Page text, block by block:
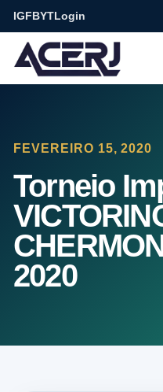
IGFBYTLogin
FEVEREIRO 15, 2020
Torneio
2020